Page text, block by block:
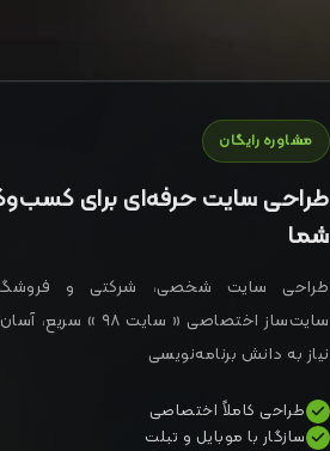
مشاوره رایگان
طراحی سایت حرفه‌ای برای
شما
طراحی سایت شخصی، شرکتی و
سایت‌ساز اختصاصی « سایت ۹۸
نیاز به دانش برنامه‌نویسی
طراحی کاملاً اختصاصی
سازگار با موبایل و تبلت